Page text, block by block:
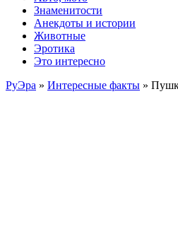
Знаменитости
Анекдоты и истории
Животные
Эротика
Это интересно
РуЭра » Интересные факты »